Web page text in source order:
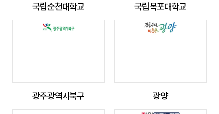
국립순천대학교 국립목포대학교
광주광역시북구 광양